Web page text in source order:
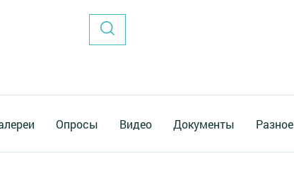
Опросы Видео Документы Разное